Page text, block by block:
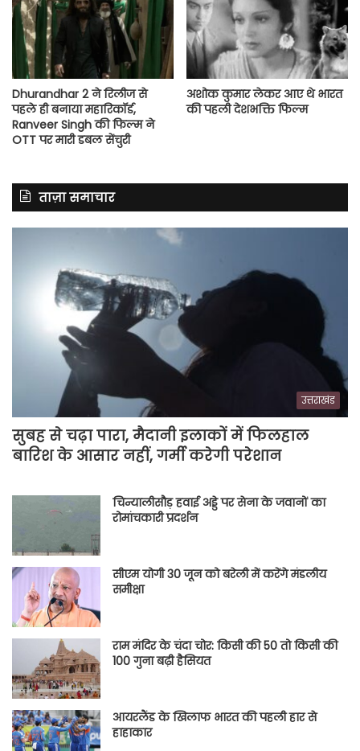
Dhurandhar 2 ने रिलीज से
पहले ही बनाया महारिकॉर्ड,
Ranveer Singh की फिल्म ने
OTT पर मारी डबल सेंचुरी
अशोक कुमार लेकर आए थे भारत
की पहली देशभक्ति फिल्म
ताज़ा समाचार
उत्तराखंड
सुबह से चढ़ा पारा, मैदानी इलाकों में फिलहाल
बारिश के आसार नहीं, गर्मी करेगी परेशान
चिन्यालीसौड़ हवाई अड्डे पर सेना के जवानों का
रोमांचकारी प्रदर्शन
सीएम योगी 30 जून को बरेली में करेंगे मंडलीय
समीक्षा
राम मंदिर के चंदा चोर: किसी की 50 तो किसी की
100 गुना बढ़ी हैसियत
आयरलैंड के खिलाफ भारत की पहली हार से
हाहाकार